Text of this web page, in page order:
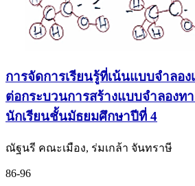
การจัดการเรียนรู้ที่เน้นแบบจำลอง
ต่อกระบวนการสร้างแบบจำลองท
นักเรียนชั้นมัธยมศึกษาปีที่ 4
ณัฐนรี คณะเมือง, ร่มเกล้า จันทราษี
86-96